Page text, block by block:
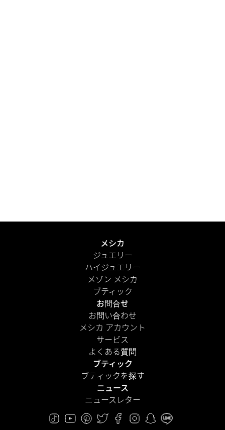
メシカ
ジュエリー
ハイジュエリー
メゾン メシカ
ブティック
お問合せ
お問い合わせ
メシカ アカウント
サービス
よくある質問
ブティック
ブティックを探す
ニュース
ニュースレター